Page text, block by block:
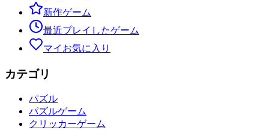
新作ゲーム
最近プレイしたゲーム
マイお気に入り
カテゴリ
パズル
パズルゲーム
クリッカーゲーム